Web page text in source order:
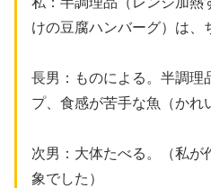
けの豆腐ハンバーグ）は、
長男：ものによる。半調理
プ、食感が苦手な魚（かれ
次男：大体たべる。（私が
象でした）